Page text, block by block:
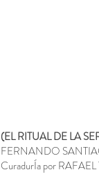
(EL RITUAL DE LA
FERNANDO
CuradurÍa por